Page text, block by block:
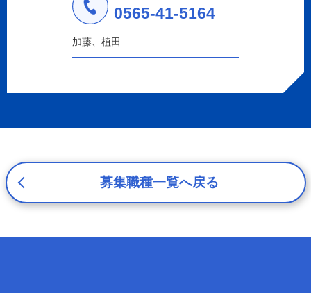
a.応募者等からのお問い合わせに対応・管理するため
b.本ウェブサイトにおけるサービスの提供・運用のため
c.重要なお知らせなど必要に応じたご連絡のため
d.上記の利用目的に付随する目的
プライバシーを尊重し、収集した個人情報に対し、開示、
間、妥当な範囲内でこれに応じます。
応募者等の個人情報の取得、利用その他一切の取り扱いに
ついて、個人情報の保護に関する法律、その他の関連法
応募者等の個人情報を正確かつ最新の内容に保つよう努め
0565-41-5164
加藤、植田
募集職種一覧へ戻る